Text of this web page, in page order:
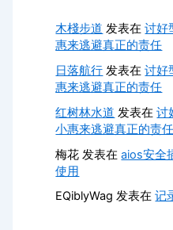
木棧步道 发表在讨好
惠来逃避真正的责任
日落航行 发表在讨好
惠来逃避真正的责任
红树林水道 发表在讨
小惠来逃避真正的责任
梅花 发表在aios安全
使用
EQiblyWag 发表在记